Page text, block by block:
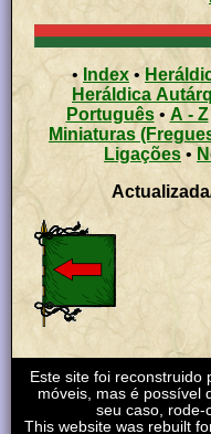
• Index •
Heráldica
Português• A - Z
Miniaturas
Ligações •
Este site foi reconstruido
móveis, mas é possível
seu caso, rode-
This website was rebuilt